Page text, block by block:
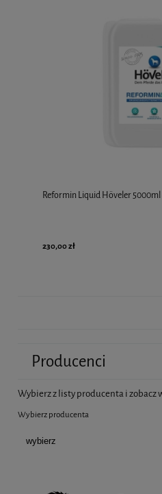
Reformin Liquid Höveler
230,00 zł
Producenci
Wybierz z listy producenta i
Wybierz producenta